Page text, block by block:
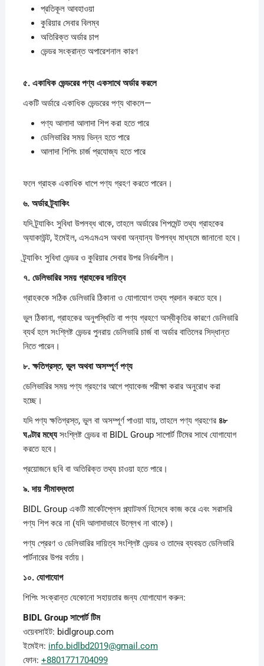
প্রতিকূল আবহাওয়া
কুরিয়ার সেবার বিলম্ব
অতিরিক্ত অর্ডার চাপ
ভেন্ডর সংক্রান্ত অপারেশনাল কারণ
৫. একাধিকভেন্ডরেরপণ্যএকসাথেঅর্ডারকরলে
একটি অর্ডারে একাধিক ভেন্ডরের পণ্য থাকলে—
পণ্য আলাদা আলাদা শিপ করা হতে পারে
ডেলিভারির সময় ভিন্ন হতে পারে
আলাদা শিপিং চার্জ প্রযোজ্য হতে পারে
ফলে গ্রাহক একাধিক ধাপে পণ্য গ্রহণ করতে পারেন।
৬. অর্ডারট্র্যাকিং
যদি ট্র্যাকিং সুবিধা উপলব্ধ থাকে, তাহলে অর্ডারের শিপমেন্ট তথ্য গ্রাহকের
অ্যাকাউন্ট, ইমেইল, এসএমএস অথবা অন্যান্য উপলব্ধ মাধ্যমে জানানো হবে।
ট্র্যাকিং সুবিধা ভেন্ডর ও কুরিয়ার সেবার উপর নির্ভরশীল।
৭. ডেলিভারিরসময়গ্রাহকেরদায়িত্ব
গ্রাহককে সঠিক ডেলিভারি ঠিকানা ও যোগাযোগ তথ্য প্রদান করতে হবে।
ভুল ঠিকানা, গ্রাহকের অনুপস্থিতি বা পণ্য গ্রহণে অস্বীকৃতির কারণে ডেলিভারি
ব্যর্থ হলে সংশ্লিষ্ট ভেন্ডর পুনরায় ডেলিভারি চার্জ বা অর্ডার বাতিলের সিদ্ধান্ত
নিতে পারেন।
৮.ক্ষতিগ্রস্ত, ভুলঅথবাঅসম্পূর্ণপণ্য
ডেলিভারির সময় পণ্য গ্রহণের আগে প্যাকেজ পরীক্ষা করার অনুরোধ করা
হচ্ছে।
যদি পণ্য ক্ষতিগ্রস্ত, ভুল বা অসম্পূর্ণ পাওয়া যায়, তাহলে পণ্য গ্রহণের ৪৮
ঘণ্টারমধ্যেসংশ্লিষ্ট ভেন্ডর বা BIDL Group সাপোর্ট টিমের সাথে যোগাযোগ
করতে হবে।
প্রয়োজনে ছবি বা অতিরিক্ত তথ্য চাওয়া হতে পারে।
৯.দায়সীমাবদ্ধতা
BIDL Group একটি মার্কেটপ্লেস প্ল্যাটফর্ম হিসেবে কাজ করে এবং সরাসরি
পণ্য শিপ করে না (যদি আলাদাভাবে উল্লেখ না থাকে)।
পণ্য প্রেরণ ও ডেলিভারির দায়িত্ব সংশ্লিষ্ট ভেন্ডর ও তাদের ব্যবহৃত ডেলিভারি
পার্টনারের উপর বর্তায়।
১০. যোগাযোগ
শিপিং সংক্রান্ত যেকোনো সহায়তার জন্য যোগাযোগ করুন:
BIDL Group সাপোর্টটিম
ওয়েবসাইট: bidlgroup.com
ইমেইল: info.bidlbd2019@gmail.com
ফোন: +8801771704099